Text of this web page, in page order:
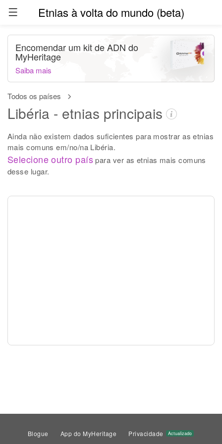
Etnias à volta do mundo (beta)
Todos os países
Libéria - etnias principais
Ainda não existem dados suficientes para mostrar as etnias
mais comuns em/no/na Libéria.
Selecione outro paíspara ver as etnias mais comuns
desse lugar.
Encomendar um kit de ADN do
MyHeritage
Saiba mais
Blogue App do MyHeritage Privacidade Actualizado